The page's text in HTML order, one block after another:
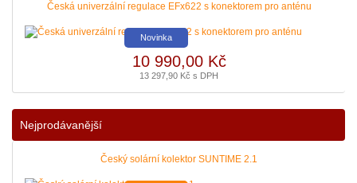
|více zde ..
Česká univerzální regulace EFx622 s konektorem pro anténu
Novinka
10 990,00 Kč
13 297,90 Kč s DPH
Nejprodávanější
Český solární kolektor SUNTIME 2.1